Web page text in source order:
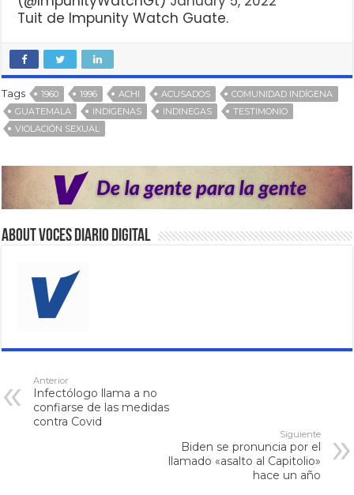
Tuit de Impunity Watch Guate.
Tags 1960 1996 ACHI ACUSADOS
COMUNIDAD INDÍGENA
GUATEMALA
INDIGENAS INDINEGAS
TESTIMONIO
VIOLACIÓN SEXUAL
About VOCES Diario digital
Anterior
Infectólogo llama a no
confiarse de las medidas
contra Covid
Siguiente
Biden se pronuncia por el
llamado «asalto al Capitolio»
hace un año